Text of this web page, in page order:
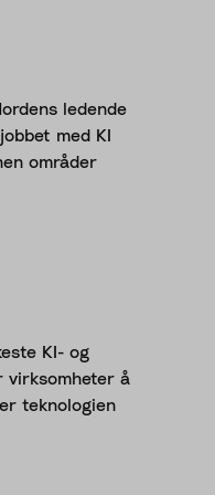
ledende
med KI
områder
KI- og
virksomheter å
teknologien